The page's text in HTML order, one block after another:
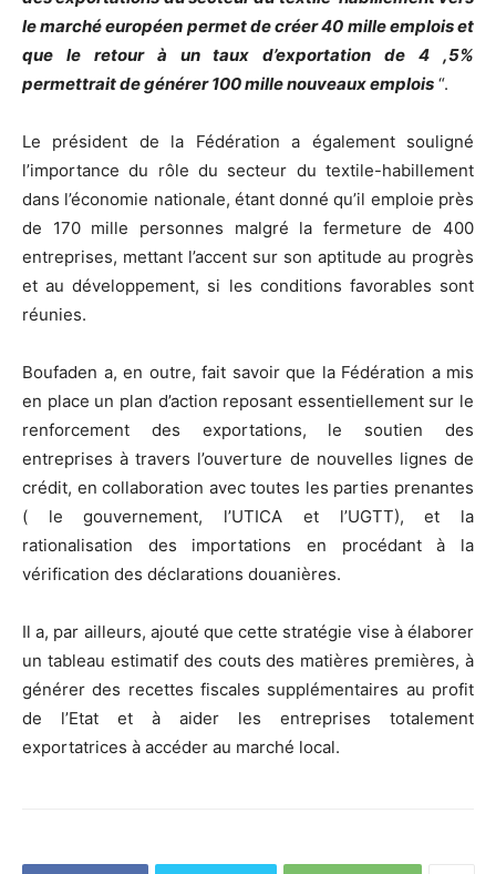
le marché européen permet de créer 40 mille emplois et
que le retour à un taux d’exportation de 4 ,5%
permettrait de générer 100 mille nouveaux emplois “.
Le président de la Fédération a également souligné
l’importance du rôle du secteur du textile-habillement
dans l’économie nationale, étant donné qu’il emploie près
de 170 mille personnes malgré la fermeture de 400
entreprises, mettant l’accent sur son aptitude au progrès
et au développement, si les conditions favorables sont
réunies.
Boufaden a, en outre, fait savoir que la Fédération a mis
en place un plan d’action reposant essentiellement sur le
renforcement des exportations, le soutien des
entreprises à travers l’ouverture de nouvelles lignes de
crédit, en collaboration avec toutes les parties prenantes
( le gouvernement, l’UTICA et l’UGTT), et la
rationalisation des importations en procédant à la
vérification des déclarations douanières.
Il a, par ailleurs, ajouté que cette stratégie vise à élaborer
un tableau estimatif des couts des matières premières, à
générer des recettes fiscales supplémentaires au profit
de l’Etat et à aider les entreprises totalement
exportatrices à accéder au marché local.